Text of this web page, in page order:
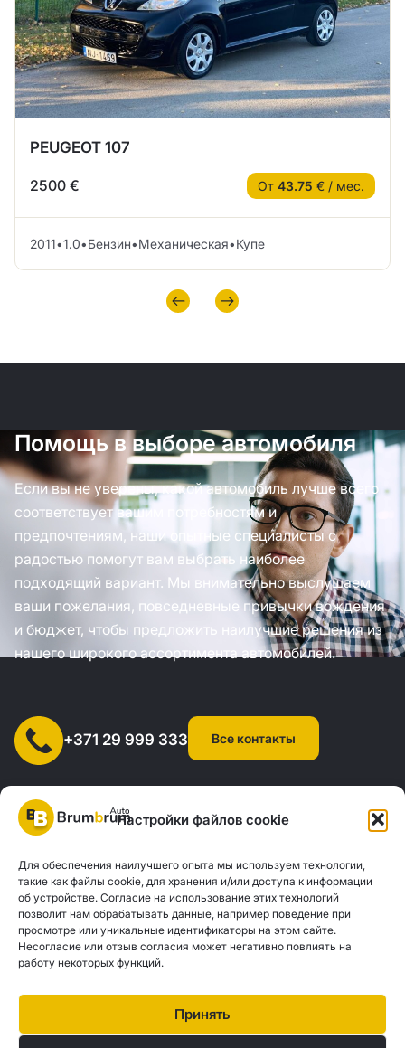
Настройки файлов cookie
Для обеспечения наилучшего опыта мы используем технологии,
такие как файлы cookie, для хранения и/или доступа к информации
об устройстве. Согласие на использование этих технологий
позволит нам обрабатывать данные, например поведение при
просмотре или уникальные идентификаторы на этом сайте.
Несогласие или отзыв согласия может негативно повлиять на
работу некоторых функций.
Принять
PEUGEOT 107
2500 € От 43.75 € / мес.
2011•1.0•Бензин•Механическая•Купе
Помощь в выборе автомобиля
Если вы не уверены, какой автомобиль лучше всего
соответствует вашим потребностям и
предпочтениям, наши опытные специалисты с
радостью помогут вам выбрать наиболее
подходящий вариант. Мы внимательно выслушаем
ваши пожелания, повседневные привычки вождения
и бюджет, чтобы предложить наилучшие решения из
нашего широкого ассортимента автомобилей.
+371 29 999 333 Все контакты
SIA "AUTOCLICK", рег. № 40203371960, адрес: ул. Мазюмправас
77, Рига, LV-1063 |20260160
Политика конфиденциальностиКонтакты
Brum Brum Auto не является финансовым учреждением, но сотрудничает с
рядом банков и кредиторов, чтобы помочь вам оценить возможности